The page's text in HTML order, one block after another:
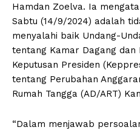
Hamdan Zoelva. Ia
Sabtu (14/9/2024) adalah
menyalahi baik Undang-
tentang Kamar Dagang dan
Keputusan Presiden
tentang Perubahan
Rumah Tangga (AD/ART)
“Dalam menjawab